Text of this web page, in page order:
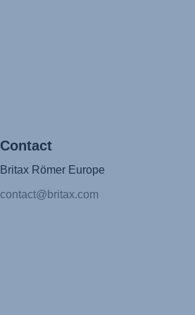
Contact
Britax Römer Europe
contact@britax.com